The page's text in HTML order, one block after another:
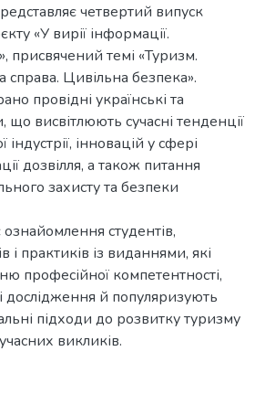
четвертий випуск
«У вирії інформації.
присвячений темі «Туризм.
справа. Цивільна безпека».
провідні українські та
висвітлюють сучасні тенденції
інновацій у сфері
дозвілля, а також питання
захисту та безпеки
студентів,
і практиків із виданнями, які
професійної компетентності,
дослідження й популяризують
підходи до розвитку туризму
викликів.